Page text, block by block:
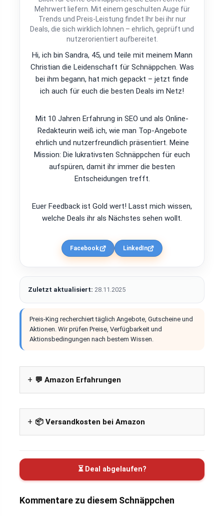
Mehrwert liefern. Mit einem geschulten Auge für
Trends und Preis-Leistung findet Ihr bei ihr nur
Deals, die sich wirklich lohnen – ehrlich, geprüft und
nutzerorientiert aufbereitet.
Hi, ich bin Sandra, 45, und teile mit meinem Mann
Christian die Leidenschaft für Schnäppchen. Was
bei ihm begann, hat mich gepackt – jetzt finde
ich auch für euch die besten Deals im Netz!
Mit 10 Jahren Erfahrung in SEO und als Online-
Redakteurin weiß ich, wie man Top-Angebote
ehrlich und nutzerfreundlich präsentiert. Meine
Mission: Die lukrativsten Schnäppchen für euch
aufspüren, damit ihr immer die besten
Entscheidungen trefft.
Euer Feedback ist Gold wert! Lasst mich wissen,
welche Deals ihr als Nächstes sehen wollt.
Facebook LinkedIn
Zuletzt aktualisiert: 28.11.2025
Preis-King recherchiert täglich Angebote, Gutscheine und
Aktionen. Wir prüfen Preise, Verfügbarkeit und
Aktionsbedingungen nach bestem Wissen.
💬 Amazon Erfahrungen
📦 Versandkosten bei Amazon
⏳ Deal abgelaufen?
Kommentare zu diesem Schnäppchen